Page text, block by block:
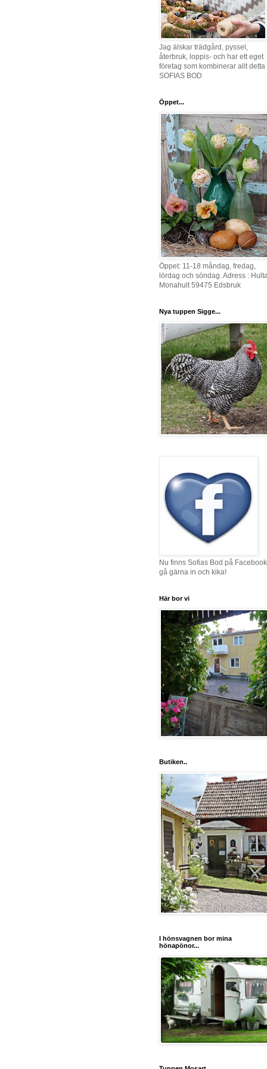
Jag älskar trädgård, pyssel,
återbruk, loppis- och har ett eget
företag som kombinerar allt detta
SOFIAS BOD
Öppet...
Öppet: 11-18 måndag, fredag,
lördag och söndag. Adress :
Monahult 59475 Edsbruk
Nya tuppen Sigge...
Nu finns Sofias Bod på
gå gärna in och kika!
Här bor vi
Butiken..
I hönsvagnen bor mina
hönapönor...